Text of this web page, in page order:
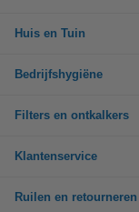
Huis en Tuin
Bedrijfshygiëne
Filters en ontkalkers
Klantenservice
Ruilen en retourneren